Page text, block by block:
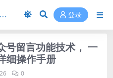
登录
号留言功能技术， 一
细操作手册
0